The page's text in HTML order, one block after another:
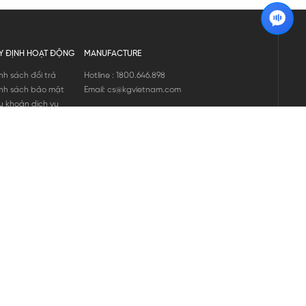
ĐỊNH HOẠT ĐỘNG
sách đổi trả
sách bảo mật
khoản dịch vụ
MANUFACTURE
Hotline : 1800.646.898
Email: cs@kgvietnam.com